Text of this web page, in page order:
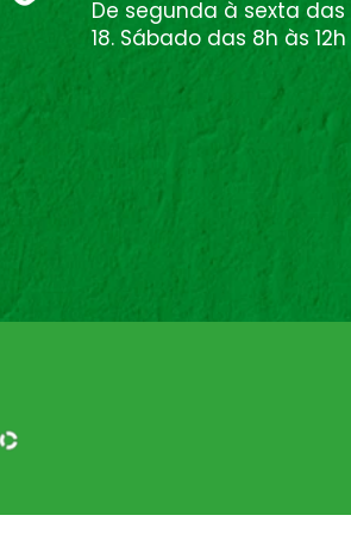
De segunda à sexta das
18. Sábado das 8h às 12h